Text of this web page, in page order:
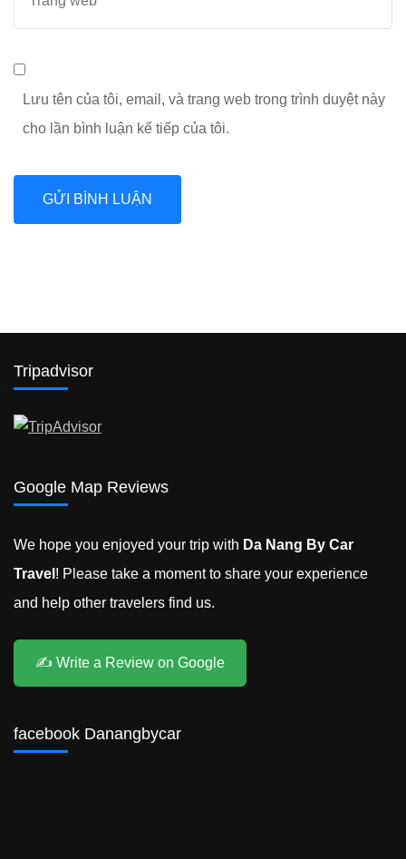
Lưu tên của tôi, email, và trang web trong trình duyệt này
cho lần bình luận kế tiếp của tôi.
Tripadvisor
Google Map Reviews
We hope you enjoyed your trip with Da Nang By Car
Travel ! Please take a moment to share your experience
and help other travelers find us.
✍️ Write a Review on Google
facebook Danangbycar